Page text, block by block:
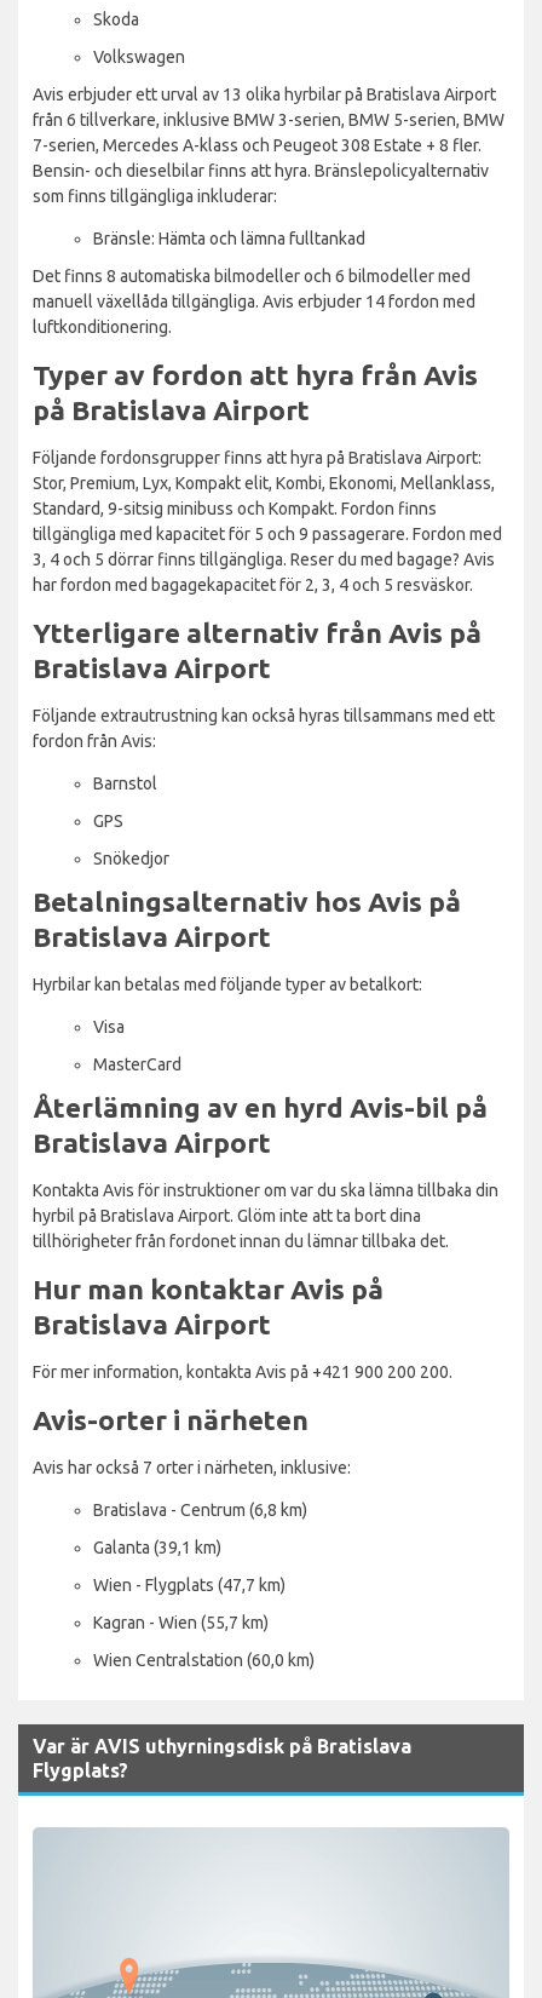
Skoda
Volkswagen
Avis erbjuder ett urval av 13 olika hyrbilar på Bratislava Airport
från 6 tillverkare, inklusive BMW 3-serien, BMW 5-serien, BMW
7-serien, Mercedes A-klass och Peugeot 308 Estate + 8 fler.
Bensin- och dieselbilar finns att hyra. Bränslepolicyalternativ
som finns tillgängliga inkluderar:
Bränsle: Hämta och lämna fulltankad
Det finns 8 automatiska bilmodeller och 6 bilmodeller med
manuell växellåda tillgängliga. Avis erbjuder 14 fordon med
luftkonditionering.
Typer av fordon att hyra från Avis
på Bratislava Airport
Följande fordonsgrupper finns att hyra på Bratislava Airport:
Stor, Premium, Lyx, Kompakt elit, Kombi, Ekonomi, Mellanklass,
Standard, 9-sitsig minibuss och Kompakt. Fordon finns
tillgängliga med kapacitet för 5 och 9 passagerare. Fordon med
3, 4 och 5 dörrar finns tillgängliga. Reser du med bagage? Avis
har fordon med bagagekapacitet för 2, 3, 4 och 5 resväskor.
Ytterligare alternativ från Avis på
Bratislava Airport
Följande extrautrustning kan också hyras tillsammans med ett
fordon från Avis:
Barnstol
GPS
Snökedjor
Betalningsalternativ hos Avis på
Bratislava Airport
Hyrbilar kan betalas med följande typer av betalkort:
Visa
MasterCard
Återlämning av en hyrd Avis-bil på
Bratislava Airport
Kontakta Avis för instruktioner om var du ska lämna tillbaka din
hyrbil på Bratislava Airport. Glöm inte att ta bort dina
tillhörigheter från fordonet innan du lämnar tillbaka det.
Hur man kontaktar Avis på
Bratislava Airport
För mer information, kontakta Avis på +421 900 200 200.
Avis-orter i närheten
Avis har också 7 orter i närheten, inklusive:
Bratislava - Centrum (6,8 km)
Galanta (39,1 km)
Wien - Flygplats (47,7 km)
Kagran - Wien (55,7 km)
Wien Centralstation (60,0 km)
Var är AVIS uthyrningsdisk på Bratislava
Flygplats?